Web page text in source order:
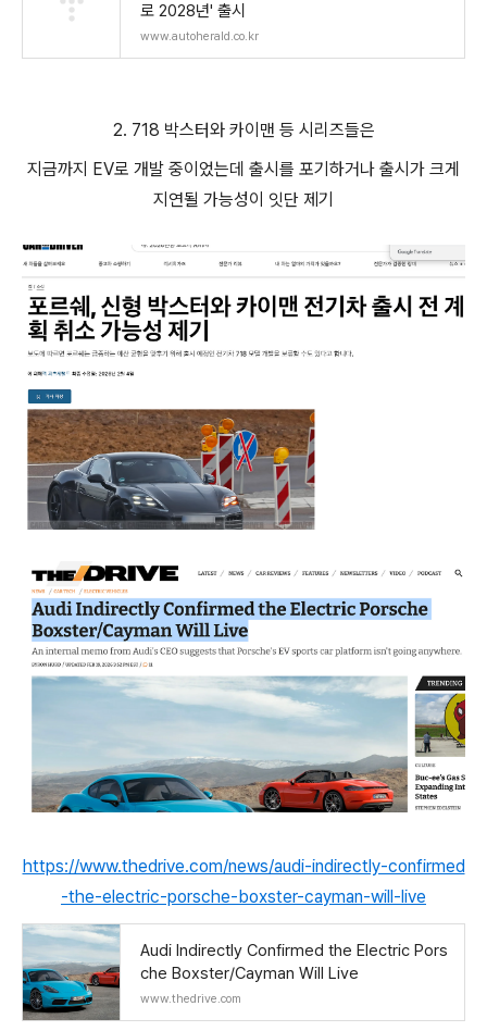
로 2028년' 출시
www.autoherald.co.kr
2. 718 박스터와 카이맨 등 시리즈들은
지금까지 EV로 개발 중이었는데 출시를 포기하거나 출시가 크게
지연될 가능성이 잇단 제기
https://www.thedrive.com/news/audi-indirectly-confirmed
-the-electric-porsche-boxster-cayman-will-live
Audi Indirectly Confirmed the Electric Pors
che Boxster/Cayman Will Live
www.thedrive.com